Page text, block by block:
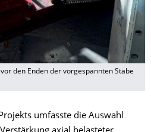
den Enden der vorgespannten Stäbe
umfasste die Auswahl